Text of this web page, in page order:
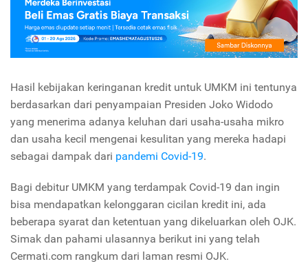
Hasil kebijakan keringanan kredit untuk UMKM ini tentunya
berdasarkan dari penyampaian Presiden Joko Widodo
yang menerima adanya keluhan dari usaha-usaha mikro
dan usaha kecil mengenai kesulitan yang mereka hadapi
sebagai dampak dari pandemi Covid-19.
Bagi debitur UMKM yang terdampak Covid-19 dan ingin
bisa mendapatkan kelonggaran cicilan kredit ini, ada
beberapa syarat dan ketentuan yang dikeluarkan oleh OJK.
Simak dan pahami ulasannya berikut ini yang telah
Cermati.com rangkum dari laman resmi OJK.